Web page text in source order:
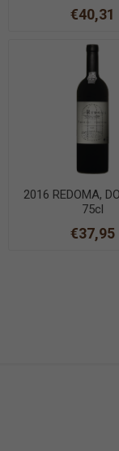
€40,31
2016 REDOMA,
75cl
€37,95